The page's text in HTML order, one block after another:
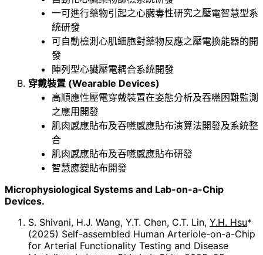
一可進行藥物引起之心臟毒性研究之壓電智慧型系
統研發
可自動檢測心肌細胞對藥物反應之壓電換能器的開
發
陣列型心臟壓電耦合系統開發
穿戴裝置 (Wearable Devices)
高順應性壓電穿戴裝置在姿態分析及吞嚥困難監測
之應用開發
肌肉感應貼布及吞嚥感應貼布演算法開發及系統整
合
肌肉感應貼布及吞嚥感應貼布研發
智慧應變貼布開發
Microphysiological Systems and Lab-on-a-Chip
Devices.
S. Shivani, H.J. Wang, Y.T. Chen, C.T. Lin, Y.H. Hsu*
(2025) Self-assembled Human Arteriole-on-a-Chip
for Arterial Functionality Testing and Disease